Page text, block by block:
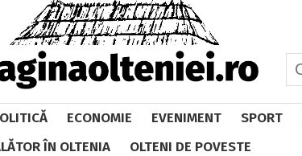
ECONOMIE EVENIMENT SPORT
ÎN OLTENIA
OLTENI DE POVESTE